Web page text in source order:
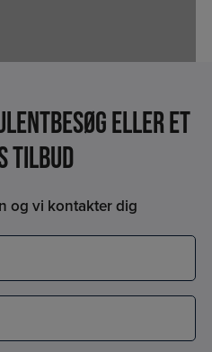
eller et
tilbud
og vi kontakter dig